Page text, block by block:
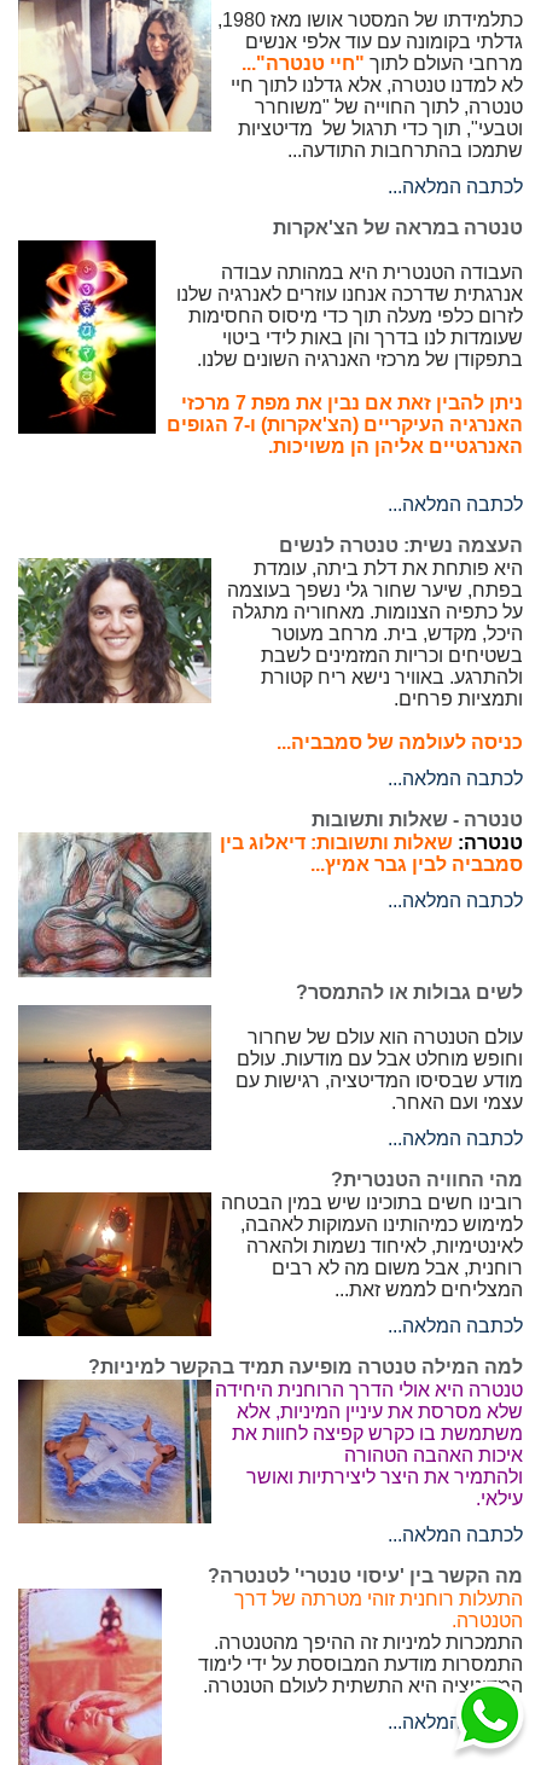
כתלמידתו של המסטר אושו מאז 1980,
גדלתי בקומונה עם עוד אלפי אנשים
מרחבי העולם לתוך "חיי טנטרה"...
לא למדנו טנטרה, אלא גדלנו לתוך חיי
טנטרה, לתוך החוייה של "משוחרר
וטבעי", תוך כדי תרגול של מדיטציות
שתמכו בהתרחבות התודעה...
לכתבה המלאה...
טנטרה במראה של הצ'אקרות
העבודה הטנטרית היא במהותה עבודה
אנרגתית שדרכה אנחנו עוזרים לאנרגיה שלנו
לזרום כלפי מעלה תוך כדי מיסוס החסימות
שעומדות לנו בדרך והן באות לידי ביטוי
בתפקודן של מרכזי האנרגיה השונים שלנו.
ניתן להבין זאת אם נבין את מפת 7 מרכזי
האנרגיה העיקריים (הצ'אקרות) ו-7 הגופים
האנרגטיים אליהן הן משויכות.
לכתבה המלאה...
העצמה נשית: טנטרה לנשים
היא פותחת את דלת ביתה, עומדת
בפתח, שיער שחור גלי נשפך בעוצמה
על כתפיה הצנומות. מאחוריה מתגלה
היכל, מקדש, בית. מרחב מעוטר
בשטיחים וכריות המזמינים לשבת
ולהתרגע. באוויר נישא ריח קטורת
ותמציות פרחים.
כניסה לעולמה של סמבביה...
לכתבה המלאה...
טנטרה - שאלות ותשובות
טנטרה: שאלות ותשובות: דיאלוג בין
סמבביה לבין גבר אמיץ...
לכתבה המלאה...
לשים גבולות או להתמסר?
עולם הטנטרה הוא עולם של שחרור
וחופש מוחלט אבל עם מודעות. עולם
מודע שבסיסו המדיטציה, רגישות עם
עצמי ועם האחר.
לכתבה המלאה...
מהי החוויה הטנטרית?
רובינו חשים בתוכינו שיש במין הבטחה
למימוש כמיהותינו העמוקות לאהבה,
לאינטימיות, לאיחוד נשמות ולהארה
רוחנית, אבל משום מה לא רבים
המצליחים לממש זאת...
לכתבה המלאה...
למה המילה טנטרה מופיעה תמיד בהקשר למיניות?
טנטרה היא אולי הדרך הרוחנית היחידה
שלא מסרסת את עיניין המיניות, אלא
משתמשת בו כקרש קפיצה לחוות את
איכות האהבה הטהורה
ולהתמיר את היצר ליצירתיות ואושר
עילאי.
לכתבה המלאה...
מה הקשר בין 'עיסוי טנטרי' לטנטרה?
התעלות רוחנית זוהי מטרתה של דרך
הטנטרה.
התמכרות למיניות זה ההיפך מהטנטרה.
התמסרות מודעת המבוססת על ידי לימוד
המדיטציה היא התשתית לעולם הטנטרה.
לכתבה המלאה...